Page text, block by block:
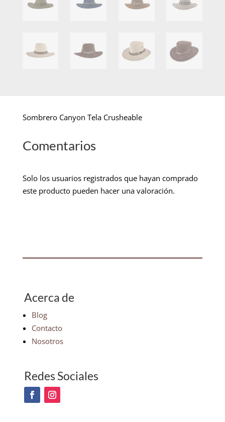
Sombrero Canyon Tela Crusheable
Comentarios
Solo los usuarios registrados que hayan comprado
este producto pueden hacer una valoración.
Acerca de
Blog
Contacto
Nosotros
Redes Sociales